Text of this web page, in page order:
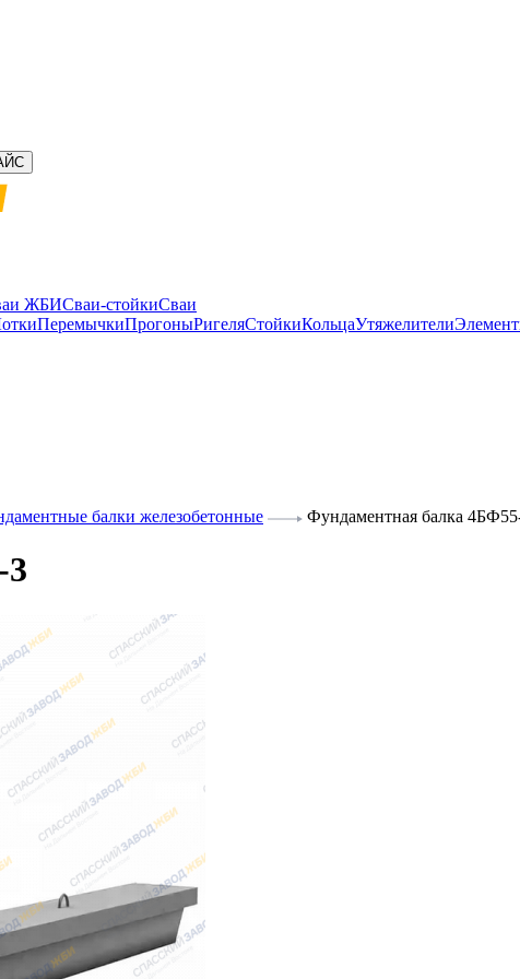
ЖБИСваи-стойкиСваи
ПеремычкиПрогоныРигеляСтойкиКольцаУтяжелители
балки железобетонные Фундаментная балка